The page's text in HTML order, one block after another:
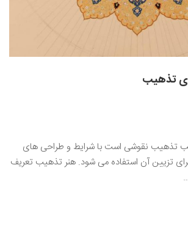
تذهیب
تذهیب نقوشی است با شرایط و طراحی های
تزیین آن استفاده می شود. هنر تذهیب تعریف